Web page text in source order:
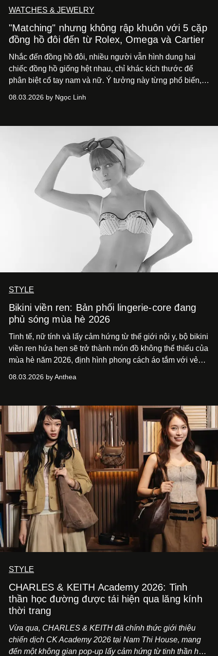
WATCHES & JEWELRY
"Matching" nhưng không rập khuôn với 5 cặp
đồng hồ đôi đến từ Rolex, Omega và Cartier
Nhắc đến đồng hồ đôi, nhiều người vẫn hình dung hai
chiếc đồng hồ giống hệt nhau, chỉ khác kích thước để
phân biệt cổ tay nam và nữ. Ý tưởng này từng phổ biến,
khá rập khuôn. Nói lời tạm biết hai phiên bản nam nữ
mải miết tìm kiếm sự đồng nhất tuyệt đối. Họ để những
đường nét, tỷ lệ và bảng màu nối liền hai thiết kế, dù mỗi
phiên bản vẫn mang linh hồn riêng.
08.03.2026 by Ngọc Linh
STYLE
Bikini viền ren: Bản phối lingerie-core đang
phủ sóng mùa hè 2026
Tinh tế, nữ tính và lấy cảm hứng từ thế giới nội y, bộ bikini
viền ren hứa hẹn sẽ trở thành món đồ không thể thiếu của
mùa hè năm 2026, định hình phong cách áo tắm với vẻ
08.03.2026 by Anthea
STYLE
CHARLES & KEITH Academy 2026: Tinh
thần học đường được tái hiện qua lăng kính
thời trang
Vừa qua, CHARLES & KEITH đã chính thức giới thiệu
chiến dịch CK Academy 2026 tại Nam Thi House, mang
đến một không gian pop-up lấy cảm hứng từ tinh thần học